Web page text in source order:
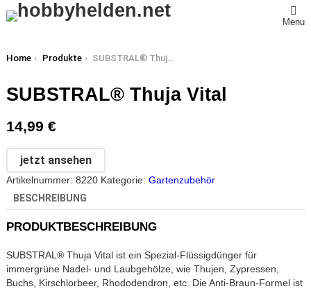
Menu
You are here:
Home Produkte SUBSTRAL® Thuja Vital
SUBSTRAL® Thuja Vital
14,99 €
jetzt ansehen
Artikelnummer: 8220 Kategorie: Gartenzubehör
BESCHREIBUNG
PRODUKTBESCHREIBUNG
SUBSTRAL® Thuja Vital ist ein Spezial-Flüssigdünger für
immergrüne Nadel- und Laubgehölze, wie Thujen, Zypressen,
Buchs, Kirschlorbeer, Rhododendron, etc. Die Anti-Braun-Formel ist